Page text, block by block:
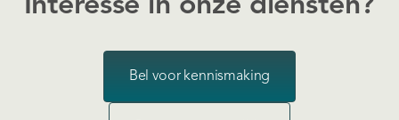
Interesse in onze diensten?
Bel voor kennismaking